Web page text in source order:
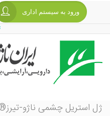
ورود به سیستم اداری
ژل استریل چشمی ناژو-